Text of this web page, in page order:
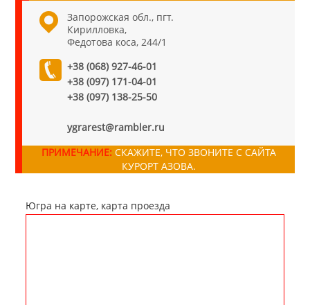
Запорожская обл., пгт.
Кирилловка,
Федотова коса, 244/1
+38 (068) 927-46-01
+38 (097) 171-04-01
+38 (097) 138-25-50
ygrarest@rambler.ru
ПРИМЕЧАНИЕ:СКАЖИТЕ, ЧТО ЗВОНИТЕ С САЙТА
КУРОРТ АЗОВА.
Югра на карте, карта проезда